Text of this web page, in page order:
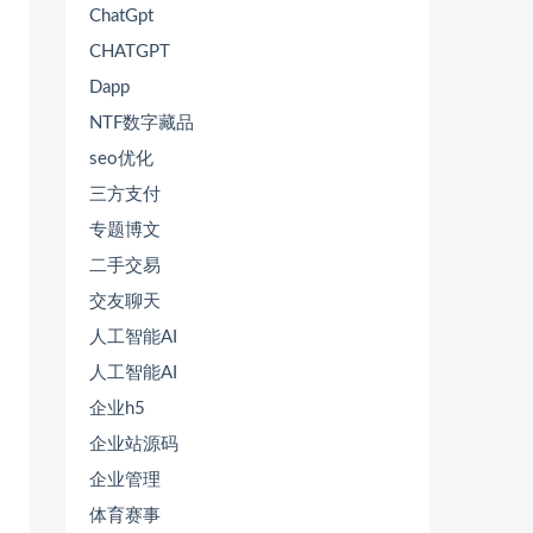
ChatGpt
CHATGPT
Dapp
NTF数字藏品
seo优化
三方支付
专题博文
二手交易
交友聊天
人工智能AI
人工智能AI
企业h5
企业站源码
企业管理
体育赛事